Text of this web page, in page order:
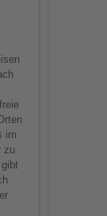
im
zu